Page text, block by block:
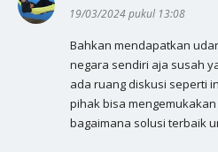
19/03/2024 pukul 13:08
Bahkan mendapatkan
negara sendiri aja susah
ada ruang diskusi seperti
pihak bisa
bagaimana solusi terbaik